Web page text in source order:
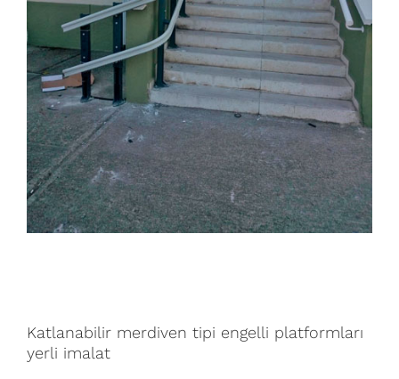
Katlanabilir merdiven tipi engelli platformları
yerli imalat